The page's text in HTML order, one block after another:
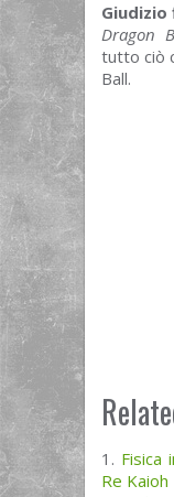
Giudizio
Dragon
tutto ciò
Ball.
Fisica
Re Kaioh